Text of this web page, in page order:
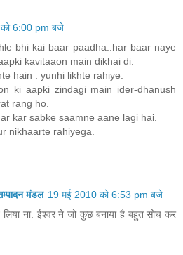
6:00 pm बजे
bhi kai baar paadha..har baar naye
kavitaaon main dikhai di.
hain . yunhi likhte rahiye.
ki aapki zindagi main ider-dhanush
rang ho.
kar sabke saamne aane lagi hai.
nikhaarte rahiyega.
मंडल 19 मई 2010 को 6:53 pm बजे
ना. ईश्वर ने जो कुछ बनाया है बहुत सोच कर